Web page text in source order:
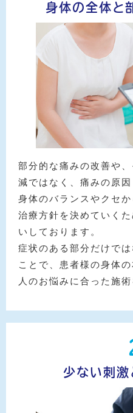
身体の全体と
部分的な痛みの改善や
減ではなく、痛みの原
身体のバランスやクセ
治療方針を決めていく
いしております。
症状のある部分だけで
ことで、患者様の身体
人のお悩みに合った施術
少ない刺激